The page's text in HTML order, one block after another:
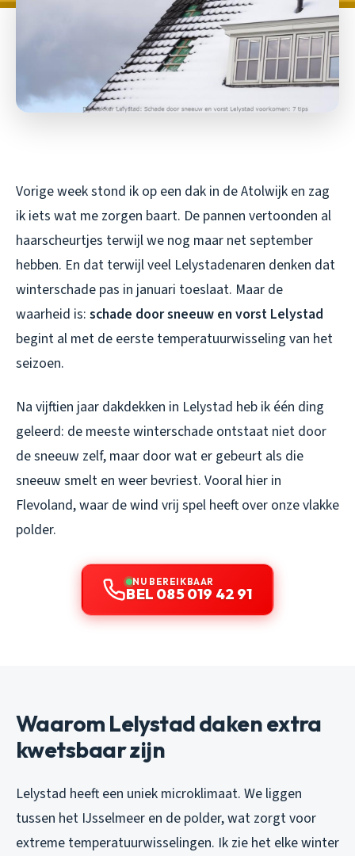
Vorige week stond ik op een dak in de Atolwijk en zag
ik iets wat me zorgen baart. De pannen vertoonden al
haarscheurtjes terwijl we nog maar net september
hebben. En dat terwijl veel Lelystadenaren denken dat
winterschade pas in januari toeslaat. Maar de
waarheid is: schade door sneeuw en vorst Lelystad
begint al met de eerste temperatuurwisseling van het
seizoen.
Na vijftien jaar dakdekken in Lelystad heb ik één ding
geleerd: de meeste winterschade ontstaat niet door
de sneeuw zelf, maar door wat er gebeurt als die
sneeuw smelt en weer bevriest. Vooral hier in
Flevoland, waar de wind vrij spel heeft over onze vlakke
polder.
NU BEREIKBAAR
BEL 085 019 42 91
Waarom Lelystad daken extra
kwetsbaar zijn
Lelystad heeft een uniek microklimaat. We liggen
tussen het IJsselmeer en de polder, wat zorgt voor
extreme temperatuurwisselingen. Ik zie het elke winter